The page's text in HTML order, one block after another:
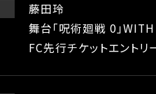
藤田玲
舞台「呪術廻戦 0」
FC先行チケットエントリ